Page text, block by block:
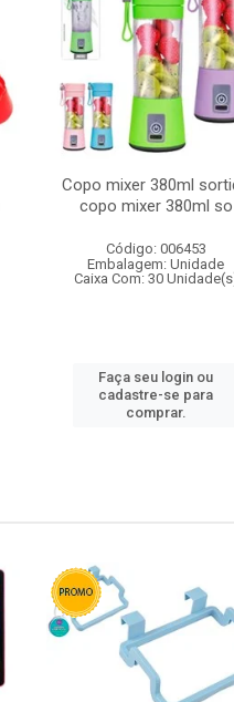
Copo mixer 380ml
copo mixer 380ml so
Código: 006453
Embalagem: Unidade
Caixa Com: 30
Faça seu login ou
cadastre-se para
comprar.